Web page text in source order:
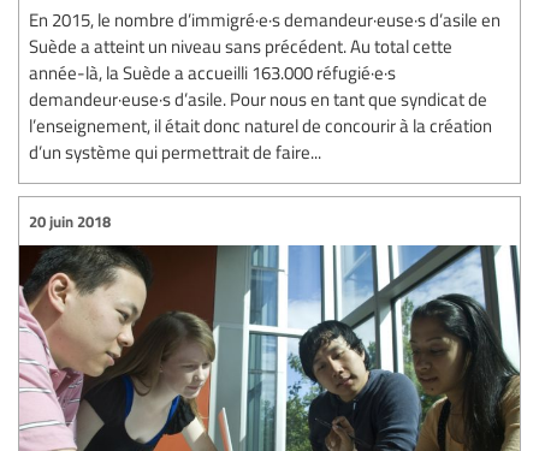
En 2015, le nombre d’immigré·e·s demandeur·euse·s d’asile en
Suède a atteint un niveau sans précédent. Au total cette
année-là, la Suède a accueilli 163.000 réfugié·e·s
demandeur·euse·s d’asile. Pour nous en tant que syndicat de
l’enseignement, il était donc naturel de concourir à la création
d’un système qui permettrait de faire...
20 juin 2018